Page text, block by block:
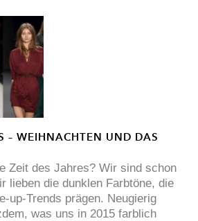
– WEIHNACHTEN UND DAS
Zeit des Jahres? Wir sind schon
lieben die dunklen Farbtöne, die
up-Trends prägen. Neugierig
was uns in 2015 farblich